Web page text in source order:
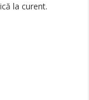
la curent.